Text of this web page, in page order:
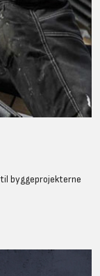
byggeprojekterne